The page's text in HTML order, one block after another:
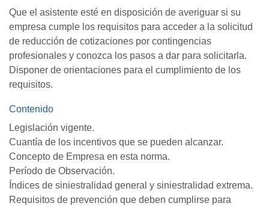
Que el asistente esté en disposición de averiguar si su
empresa cumple los requisitos para acceder a la solicitud
de reducción de cotizaciones por contingencias
profesionales y conozca los pasos a dar para solicitarla.
Disponer de orientaciones para el cumplimiento de los
requisitos.
Contenido
Legislación vigente.
Cuantía de los incentivos que se pueden alcanzar.
Concepto de Empresa en esta norma.
Período de Observación.
Índices de siniestralidad general y siniestralidad extrema.
Requisitos de prevención que deben cumplirse para